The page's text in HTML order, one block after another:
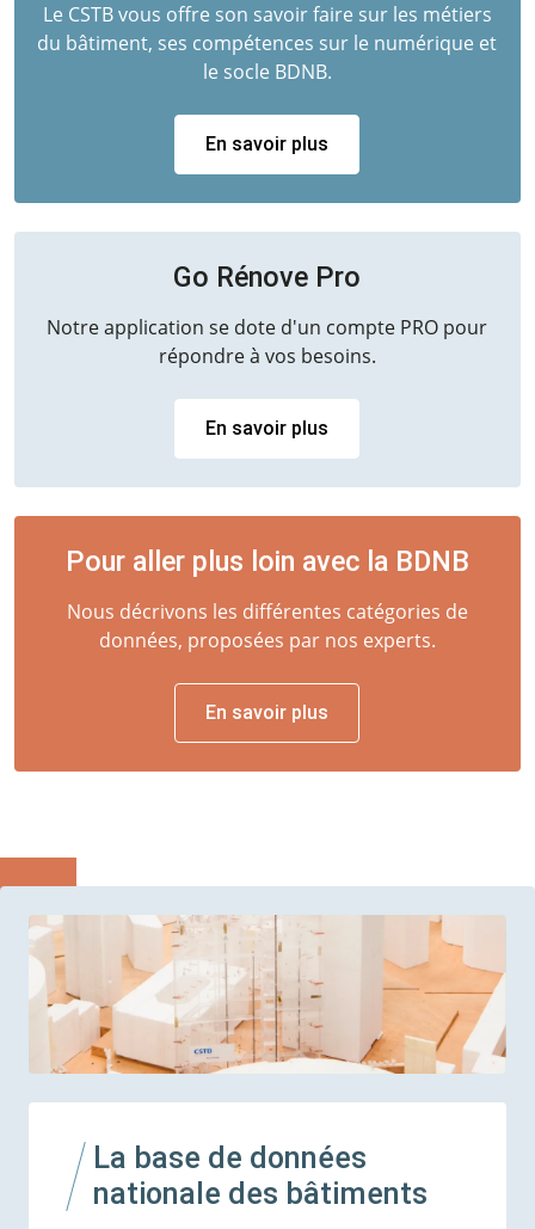
Le CSTB vous offre son savoir faire sur les métiers
du bâtiment, ses compétences sur le numérique et
le socle BDNB.
En savoir plus
Go Rénove Pro
Notre application se dote d'un compte PRO pour
répondre à vos besoins.
En savoir plus
Pour aller plus loin avec la BDNB
Nous décrivons les différentes catégories de
données, proposées par nos experts.
En savoir plus
La base de données
nationale des bâtiments